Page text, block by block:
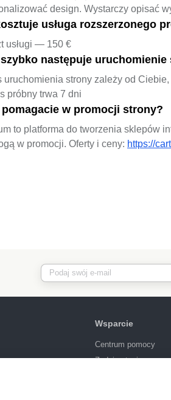
design. Wystarczy opisać
usługa rozszerzonego
usługi — 150 €
następuje uruchomienie
uruchomienia strony zależy od
próbny trwa 7 dni
pomagacie w promocji strony?
to platforma do tworzenia sklepów
w promocji. Oferty i ceny: https://
Wsparcie
Centrum pomocy
Zadaj pytanie